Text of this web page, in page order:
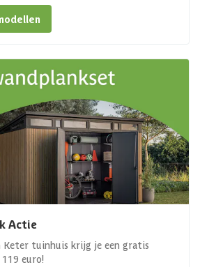
Actie
Keter tuinhuis krijg je een gratis
euro!